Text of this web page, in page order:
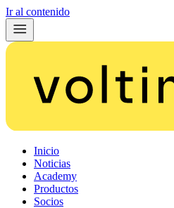
Ir al contenido
Inicio
Noticias
Academy
Productos
Socios